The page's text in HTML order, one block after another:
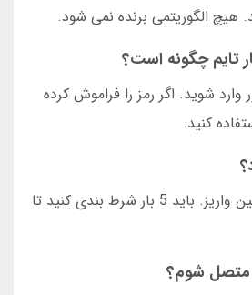
هیچ الگوریتمی برنده نمی شود.
تایم چگونه است؟
وارد شوید. اگر رمز را فراموش کرده
کنید.
بله. 20 درصد برای اولین واریز. باید 5 بار شرط بندی کنید تا
متصل شوم؟